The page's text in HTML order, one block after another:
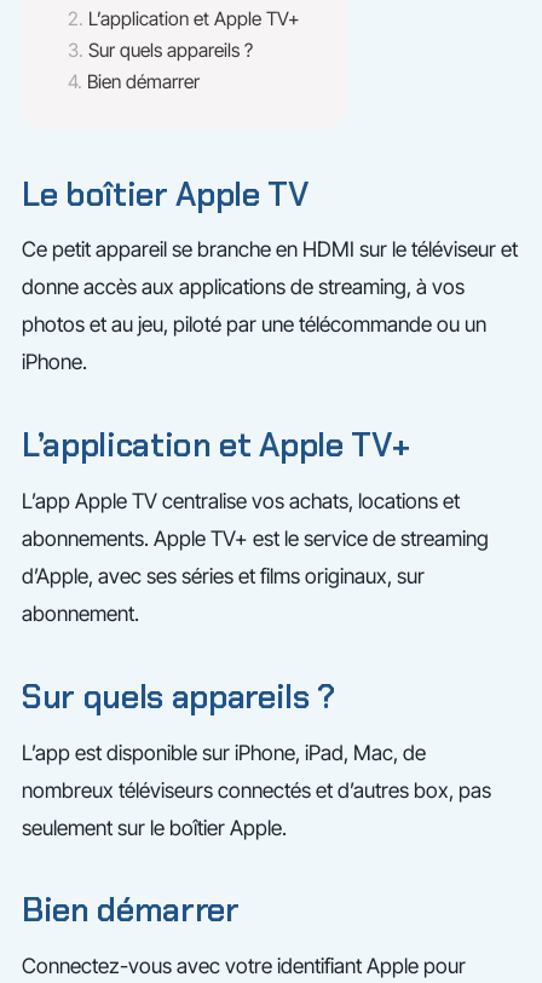
L’application et Apple TV+
Sur quels appareils ?
Bien démarrer
Le boîtier Apple TV
Ce petit appareil se branche en HDMI sur le téléviseur et
donne accès aux applications de streaming, à vos
photos et au jeu, piloté par une télécommande ou un
iPhone.
L’application et Apple TV+
L’app Apple TV centralise vos achats, locations et
abonnements. Apple TV+ est le service de streaming
d’Apple, avec ses séries et films originaux, sur
abonnement.
Sur quels appareils ?
L’app est disponible sur iPhone, iPad, Mac, de
nombreux téléviseurs connectés et d’autres box, pas
seulement sur le boîtier Apple.
Bien démarrer
Connectez-vous avec votre identifiant Apple pour